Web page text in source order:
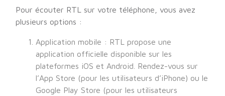
Pour écouter RTL sur votre téléphone, vous avez
plusieurs options :
Application mobile : RTL propose une
application officielle disponible sur les
plateformes iOS et Android. Rendez-vous sur
l’App Store (pour les utilisateurs d’iPhone) ou le
Google Play Store (pour les utilisateurs